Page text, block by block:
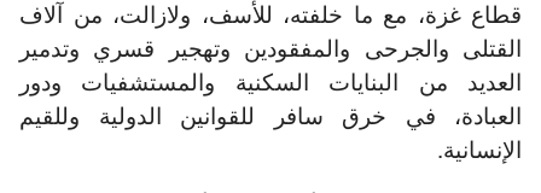
قطاع غزة، مع ما خلفته، للأسف، ولازالت، من آلاف
القتلى والجرحى والمفقودين وتهجير قسري وتدمير
العديد من البنايات السكنية والمستشفيات ودور
العبادة، في خرق سافر للقوانين الدولية وللقيم
الإنسانية.